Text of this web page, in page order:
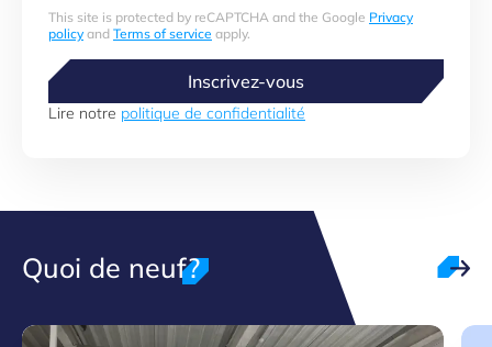
This site is protected by reCAPTCHA and the Google Privacy
policyand Terms of service apply.
Inscrivez-vous
Lire notre politique de confidentialité
Quoi de neuf?